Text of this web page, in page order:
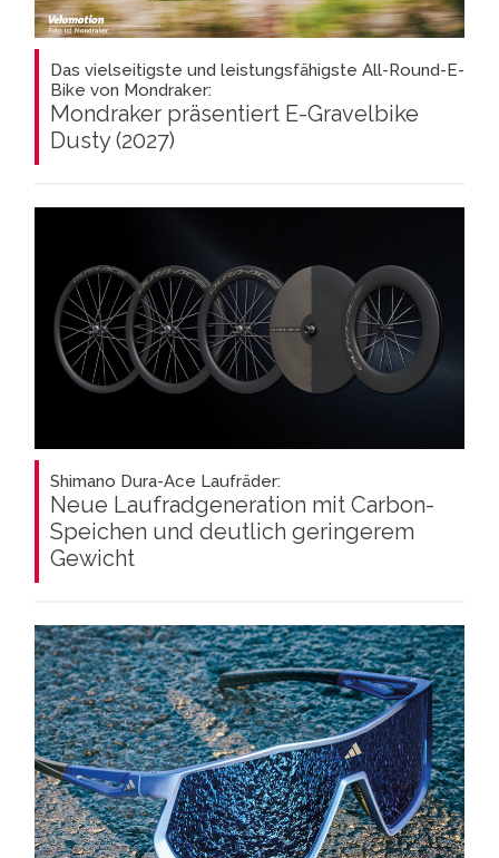
Das vielseitigste und leistungsfähigste All-Round-E-
Bike von Mondraker:
Mondraker präsentiert E-Gravelbike
Dusty (2027)
Shimano Dura-Ace Laufräder:
Neue Laufradgeneration mit Carbon-
Speichen und deutlich geringerem
Gewicht